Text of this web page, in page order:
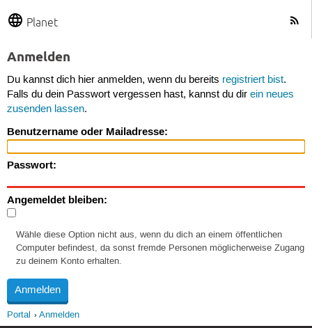
Planet
Anmelden
Du kannst dich hier anmelden, wenn du bereits registriert bist.
Falls du dein Passwort vergessen hast, kannst du dir ein neues
zusenden lassen.
Benutzername oder Mailadresse:
Passwort:
Angemeldet bleiben:
Wähle diese Option nicht aus, wenn du dich an einem öffentlichen
Computer befindest, da sonst fremde Personen möglicherweise Zugang
zu deinem Konto erhalten.
Portal Anmelden